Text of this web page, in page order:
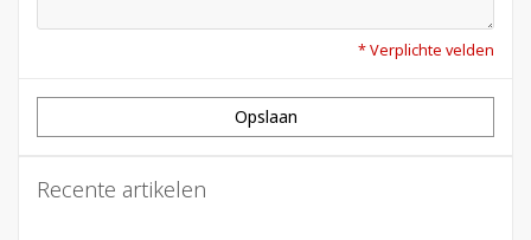
* Verplichte velden
Opslaan
Recente artikelen